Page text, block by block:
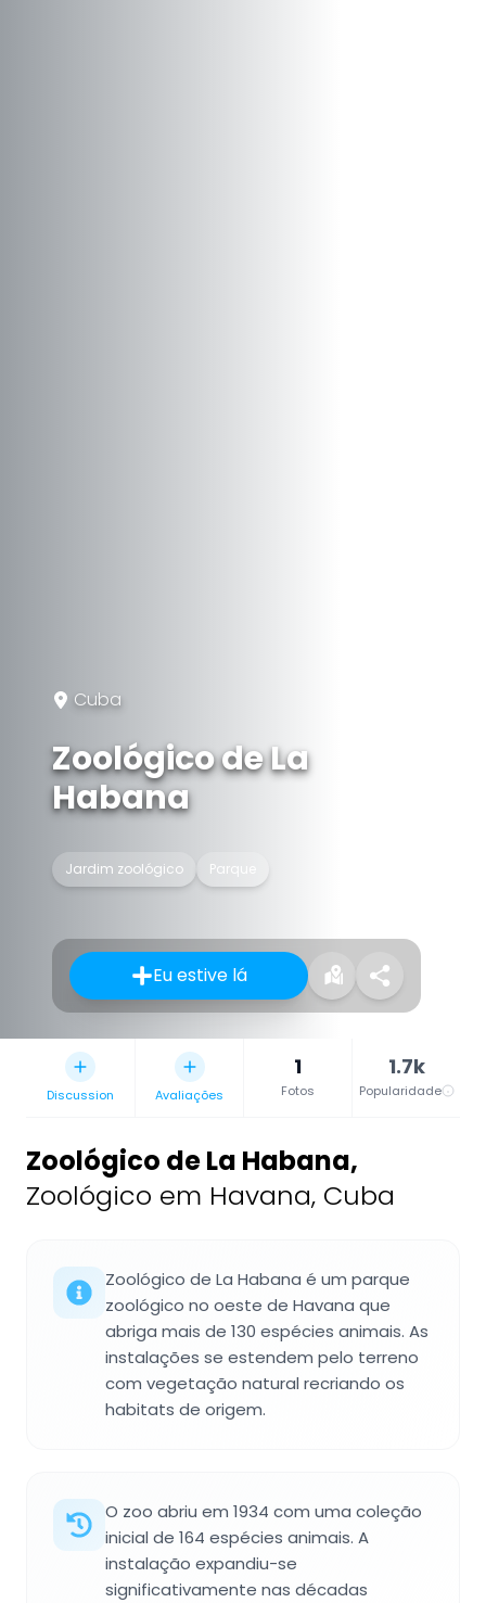
Cuba
Zoológico de La
Habana
Jardim zoológico Parque
Eu estive lá
Discussion Avaliações
1
Fotos
1.7k
Popularidade
Zoológico de La Habana,
Zoológico em Havana, Cuba
Zoológico de La Habana é um parque
zoológico no oeste de Havana que
abriga mais de 130 espécies animais. As
instalações se estendem pelo terreno
com vegetação natural recriando os
habitats de origem.
O zoo abriu em 1934 com uma coleção
inicial de 164 espécies animais. A
instalação expandiu-se
significativamente nas décadas